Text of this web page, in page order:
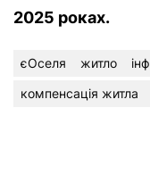
2025 роках.
єОселя житло
компенсація житла